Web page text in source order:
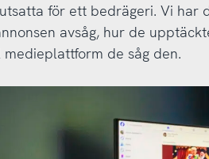
för ett bedrägeri. Vi har
avsåg, hur de
medieplattform de såg den.